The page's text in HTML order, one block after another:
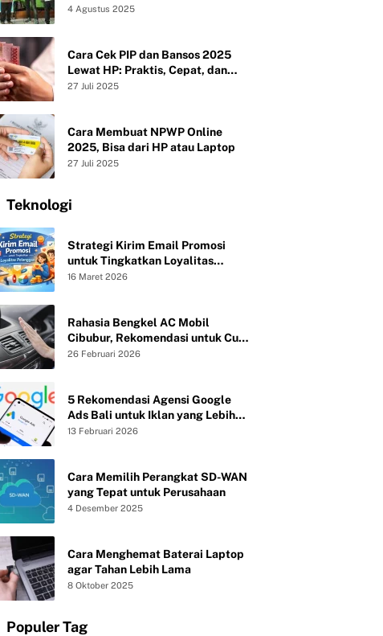
Peradaban?
4 Agustus 2025
Cara Cek PIP dan Bansos 2025
Lewat HP: Praktis, Cepat, dan
Tanpa Ribet
27 Juli 2025
Cara Membuat NPWP Online
2025, Bisa dari HP atau Laptop
27 Juli 2025
Teknologi
Strategi Kirim Email Promosi
untuk Tingkatkan Loyalitas
Pelanggan
16 Maret 2026
Rahasia Bengkel AC Mobil
Cibubur, Rekomendasi untuk Cuci
Evaporator dan Isi Freon agar AC
26 Februari 2026
5 Rekomendasi Agensi Google
Ads Bali untuk Iklan yang Lebih
Efektif
13 Februari 2026
Cara Memilih Perangkat SD-WAN
yang Tepat untuk Perusahaan
4 Desember 2025
Cara Menghemat Baterai Laptop
agar Tahan Lebih Lama
8 Oktober 2025
Populer Tag